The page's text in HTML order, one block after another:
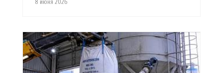
8 июня 2026